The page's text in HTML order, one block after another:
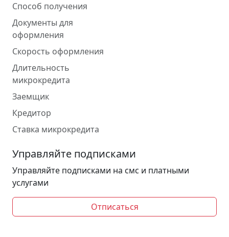
Способ получения
Документы для
оформления
Скорость оформления
Длительность
микрокредита
Заемщик
Кредитор
Ставка микрокредита
Управляйте подписками
Управляйте подписками на смс и платными
услугами
Отписаться